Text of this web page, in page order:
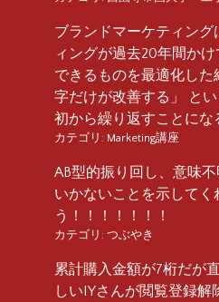
ブランドマーケティン
ィングが過去20年間か
できるものを最適化し
字だけが改善する」 と
初から繰り返すことにな
カテゴリ: Marketing講座
AB型的振り回し、意味
いかないことを示してく
う！！！！！！！
カテゴリ: つぶやき
累計購入金額が7桁だが
しいIYさんが閲覧登録解